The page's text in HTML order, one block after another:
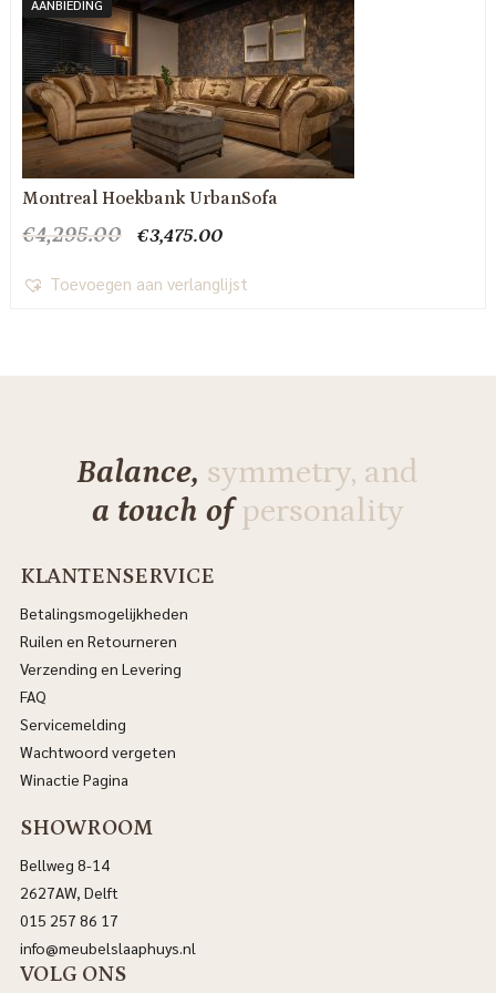
AANBIEDING
Montreal Hoekbank UrbanSofa
€4,295.00
Oorspronkelijke
was:
€3,475.00Huidige
is:
Toevoegen aan verlanglijst
Balance, symmetry, and
a touch ofpersonality
KLANTENSERVICE
Betalingsmogelijkheden
Ruilen en Retourneren
Verzending en Levering
FAQ
Servicemelding
Wachtwoord vergeten
Winactie Pagina
SHOWROOM
Bellweg 8-14
2627AW, Delft
015 257 86 17
info@meubelslaaphuys.nl
VOLG ONS